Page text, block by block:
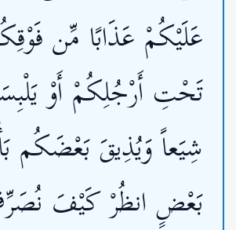
عَلَيْكُمْ عَذَابًا مِّن
تَحْتِ أَرْجُلِكُمْ أَوْ
شِيَعاً وَيُذِيقَ بَعْضَكُم
بَعْضٍ انظُرْ كَيْفَ